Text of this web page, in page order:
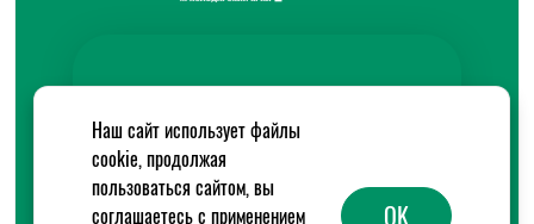
Наш сайт использует файлы
cookie, продолжая
пользоваться сайтом, вы
соглашаетесь с применением
OK